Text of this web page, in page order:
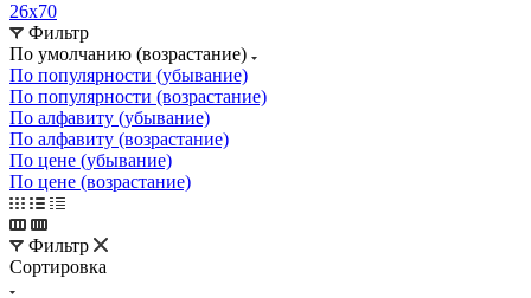
26х70
Фильтр
По умолчанию (возрастание)
По популярности (убывание)
По популярности (возрастание)
По алфавиту (убывание)
По алфавиту (возрастание)
По цене (убывание)
По цене (возрастание)
Фильтр
Сортировка